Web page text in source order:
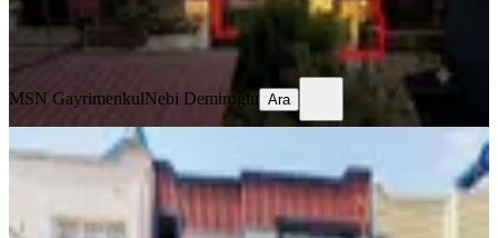
MSN Gayrimenkul Nebi Demiroğlu
MSN GayrimenkulNebi Demiroğlu Ara
Arayan Kazanır 4+1 Krediyeuygun
Masrafsız Bahceli Dubleks Vip!!!
Çukurova, Yüzüncüyıl Mahallesi